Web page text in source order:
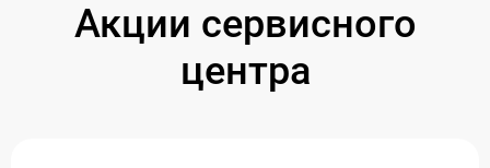
Акции сервисного
центра